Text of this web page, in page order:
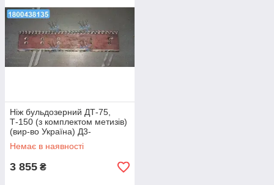
Ніж бульдозерний ДТ-75,
Т-150 (з комплектом метизів)
(вир-во Україна) Д3-
425.01.02.03
Немає в наявності
3 855 ₴